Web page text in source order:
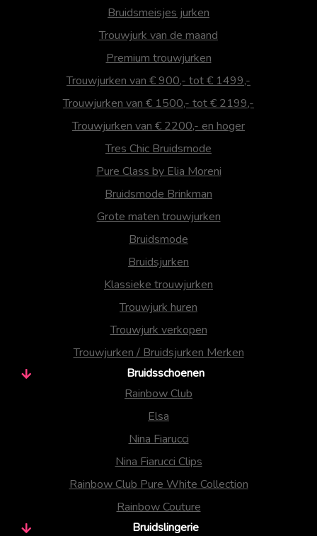
Bruidsmeisjes jurken
Trouwjurk van de maand
Premium trouwjurken
Trouwjurken van € 900,- tot € 1499,-
Trouwjurken van € 1500,- tot € 2199,-
Trouwjurken van € 2200,- en hoger
Tres Chic Bruidsmode
Pure Class by Elia Moreni
Bruidsmode Brinkman
Grote maten trouwjurken
Bruidsmode
Bruidsjurken
Klassieke trouwjurken
Trouwjurk huren
Trouwjurk verkopen
Trouwjurken / Bruidsjurken Merken
Bruidsschoenen
Rainbow Club
Elsa
Nina Fiarucci
Nina Fiarucci Clips
Rainbow Club Pure White Collection
Rainbow Couture
Bruidslingerie